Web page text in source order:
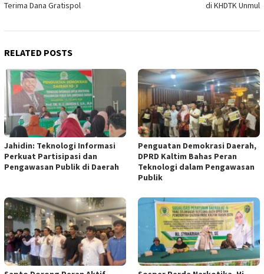
Terima Dana Gratispol di KHDTK Unmul
RELATED POSTS
Jahidin: Teknologi Informasi
Perkuat Partisipasi dan
Pengawasan Publik di Daerah
Penguatan Demokrasi Daerah,
DPRD Kaltim Bahas Peran
Teknologi dalam Pengawasan
Publik